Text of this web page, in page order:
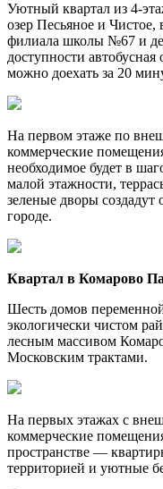
Уютный квартал из 4-
озер Песьяное и
филиала школы №67 и
доступности
можно доехать за 20
На первом этаже по
коммерческие
необходимое будет в
малой этажности,
зеленые дворы
городе.
Квартал в Комарово
Шесть домов
экологически чистом
лесным массивом
Московским трактами.
На первых этажах с
коммерческие
пространстве —
территорией и уютные